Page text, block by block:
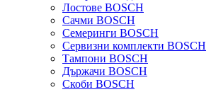
Лостове BOSCH
Сачми BOSCH
Семеринги BOSCH
Сервизни комплекти BOSCH
Тампони BOSCH
Държачи BOSCH
Скоби BOSCH